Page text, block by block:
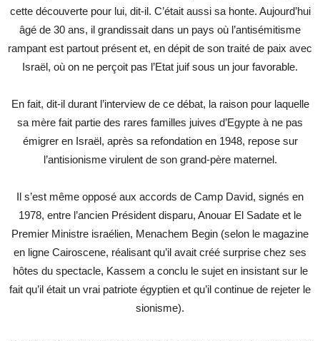
cette découverte pour lui, dit-il. C’était aussi sa honte. Aujourd’hui
âgé de 30 ans, il grandissait dans un pays où l’antisémitisme
rampant est partout présent et, en dépit de son traité de paix avec
Israël, où on ne perçoit pas l’Etat juif sous un jour favorable.
En fait, dit-il durant l’interview de ce débat, la raison pour laquelle
sa mère fait partie des rares familles juives d’Egypte à ne pas
émigrer en Israël, après sa refondation en 1948, repose sur
l’antisionisme virulent de son grand-père maternel.
Il s’est même opposé aux accords de Camp David, signés en
1978, entre l’ancien Président disparu, Anouar El Sadate et le
Premier Ministre israélien, Menachem Begin (selon le magazine
en ligne Cairoscene, réalisant qu’il avait créé surprise chez ses
hôtes du spectacle, Kassem a conclu le sujet en insistant sur le
fait qu’il était un vrai patriote égyptien et qu’il continue de rejeter le
sionisme).